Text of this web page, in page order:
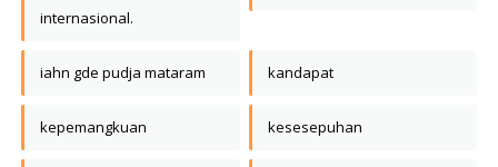
internasional.
iahn gde pudja mataram kandapat
kepemangkuan kesesepuhan